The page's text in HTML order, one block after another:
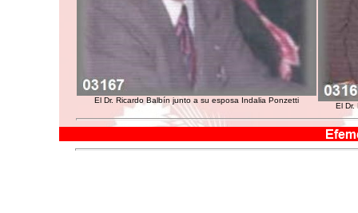
El Dr. Ricardo Balbín junto a su esposa Indalia Ponzetti
El Dr.